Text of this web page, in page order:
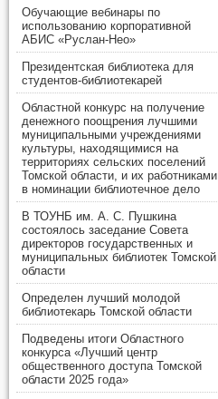
Обучающие вебинары по
использованию корпоративной
АБИС «Руслан-Нео»
Президентская библиотека для
студентов-библиотекарей
Областной конкурс на получение
денежного поощрения лучшими
муниципальными учреждениями
культуры, находящимися на
территориях сельских поселений
Томской области, и их работниками
в номинации библиотечное дело
В ТОУНБ им. А. С. Пушкина
состоялось заседание Совета
директоров государственных и
муниципальных библиотек Томской
области
Определен лучший молодой
библиотекарь Томской области
Подведены итоги Областного
конкурса «Лучший центр
общественного доступа Томской
области 2025 года»